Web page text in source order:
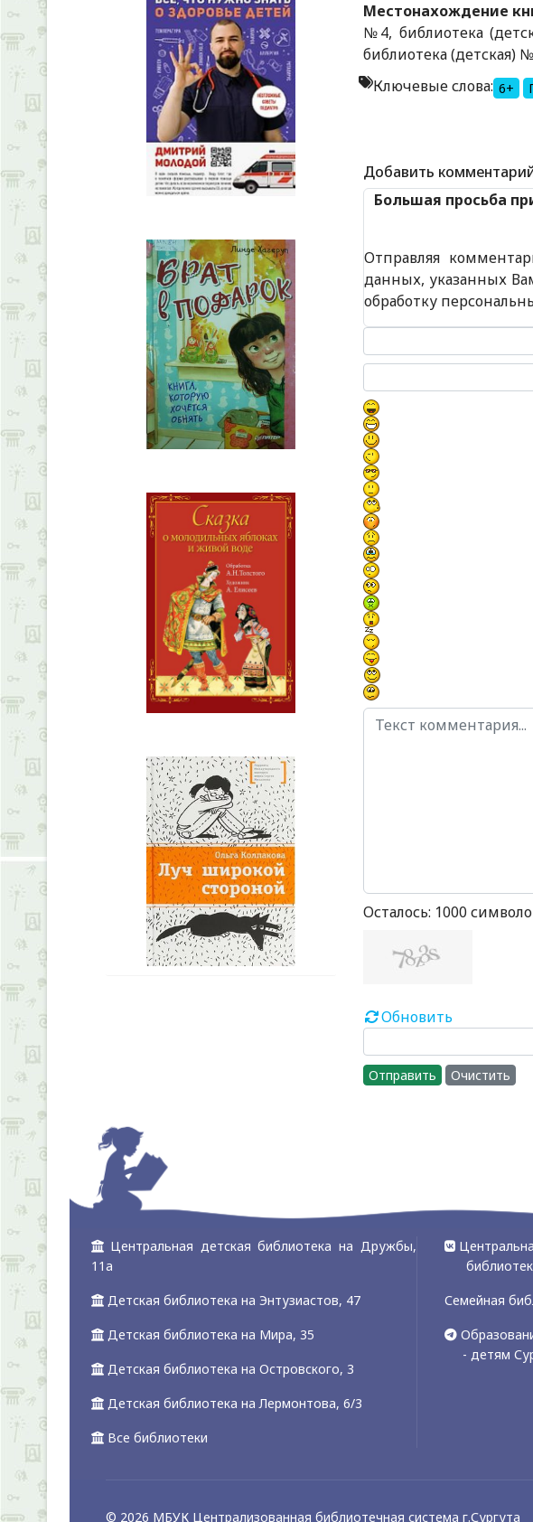
Местонахождение
№4, библиотека
библиотека (детская)
Ключевые слова: 6+
Добавить
Большая просьба
Отправляя
данных, указанных
обработку
Текст комментария
Осталось: 1000
Обновить
Отправить Очистить
Центральная детская библиотека на Дружбы,
11а
Детская библиотека на Энтузиастов, 47
Детская библиотека на Мира, 35
Детская библиотека на Островского, 3
Детская библиотека на Лермонтова, 6/3
Все библиотеки
Семейная
- детям
© 2026 МБУК Централизованная библиотечная система г.Сургута